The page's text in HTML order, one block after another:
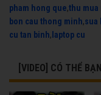
pham hong que,thu mua
bon cau thong minh,sua
cu tan binh,laptop cu
[VIDEO] CÓ THỂ